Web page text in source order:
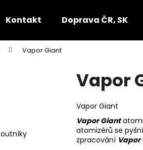
Kontakt Doprava ČR, SK
Vapor Giant
Vapor
Vapor Giant
Vapor Giant
atomizérů se
zpracování Vapor